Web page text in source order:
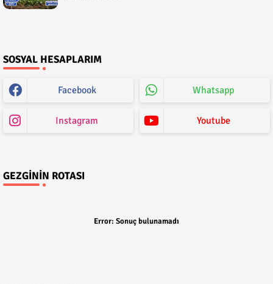
SOSYAL HESAPLARIM
Facebook Whatsapp
Instagram Youtube
GEZGININ ROTASI
Error: Sonuç bulunamadı